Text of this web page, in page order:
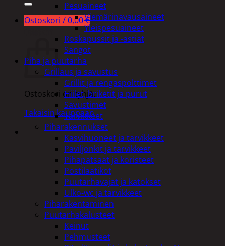
Ostoskori /0,00€
Ostoskori on tyhjä.
Takaisin kauppaan
Pesuaineet
Viemärinavausaineet
Yleispesuaineet
Roskapussit ja -astiat
Sangot
Piha ja puutarha
Grillaus ja savustus
Grillit ja rengaspolttimet
Hiilet, briketit ja purut
Savustimet
Tarvikkeet
Piharakennukset
Kasvihuoneet ja tarvikkeet
Paviljonkit ja tarvikkeet
Pihapatsaat ja koristeet
Postilaatikot
Puutarhavajat ja katokset
Ulko-wc ja tarvikkeet
Piharakentaminen
Puutarhakalusteet
Keinut
Pehmusteet